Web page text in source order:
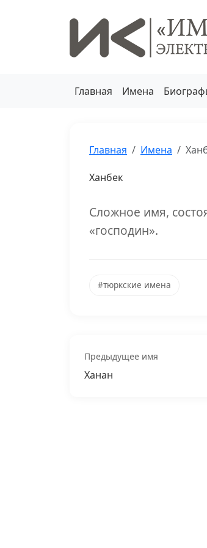
Главная Имена
Главная Имена
Ханбек
Сложное имя,
«господин».
#тюркские имена
Предыдущее имя
Ханан